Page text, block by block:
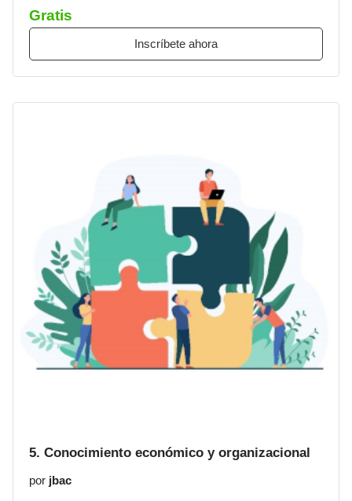
Gratis
Inscríbete ahora
5. Conocimiento económico y organizacional
por jbac